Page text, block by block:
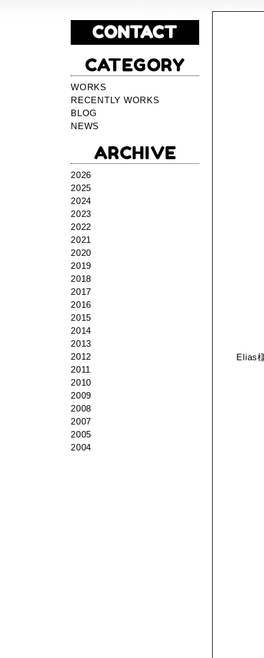
Elias
CATEGORY
WORKS
RECENTLY WORKS
BLOG
NEWS
ARCHIVE
2026
2025
2024
2023
2022
2021
2020
2019
2018
2017
2016
2015
2014
2013
2012
2011
2010
2009
2008
2007
2005
2004